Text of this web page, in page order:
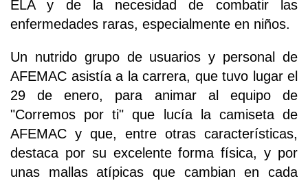
ELA y de la necesidad de combatir las
enfermedades raras, especialmente en niños.
Un nutrido grupo de usuarios y personal de
AFEMAC asistía a la carrera, que tuvo lugar el
29 de enero, para animar al equipo de
"Corremos por ti" que lucía la camiseta de
AFEMAC y que, entre otras características,
destaca por su excelente forma física, y por
unas mallas atípicas que cambian en cada